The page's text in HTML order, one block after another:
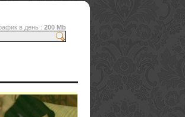
в день : 200 Mb